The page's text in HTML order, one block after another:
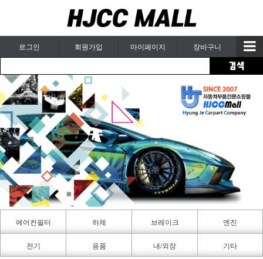
로그인 회원가입 마이페이지 장바구니
에어컨필터
카페인트
하체 브레이크 엔진
전기 용품 내/외장 기타